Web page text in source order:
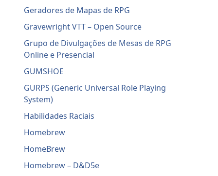
Geradores de Mapas de RPG
Gravewright VTT – Open Source
Grupo de Divulgações de Mesas de RPG
Online e Presencial
GUMSHOE
GURPS (Generic Universal Role Playing
System)
Habilidades Raciais
Homebrew
HomeBrew
Homebrew – D&D5e